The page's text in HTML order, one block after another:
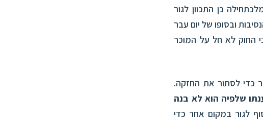
כן התכוון לגור
ובסופו של יום עבר
החוק לא חל על המוכר
כדי לסתור את החזקה.
שלפיה הוא לא בנה
לגור במקום אחר כדי